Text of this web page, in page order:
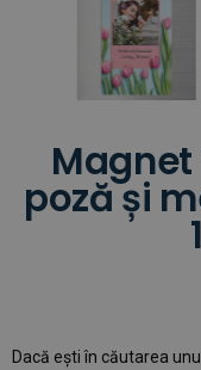
poză și
Dacă ești în căutarea